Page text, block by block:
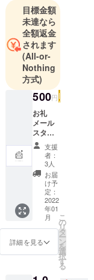
蓮の花は泥
の池の中か
らも穢れる
ことなく美
しく清らか
に咲くこと
から、
どのような
環境下にお
いても芯の
ある美しい
ものを世に
送り出すた
め名付けま
私たちは、
ティナビリ
とつのもの
目標金額
未達なら
全額返金
されます
(All-or-
Nothing
方式)
500円
お礼
メール
スタッ
フより
心を込
めたお
礼メー
ルをお
送りさ
せて頂
きま
す。 （
子供た
ちへの
支援
支援
者：
3人
お届
け予
定：
2022
年01
月
詳細を見る
こ
の
リ
タ
ー
ン
を
選
択
す
る